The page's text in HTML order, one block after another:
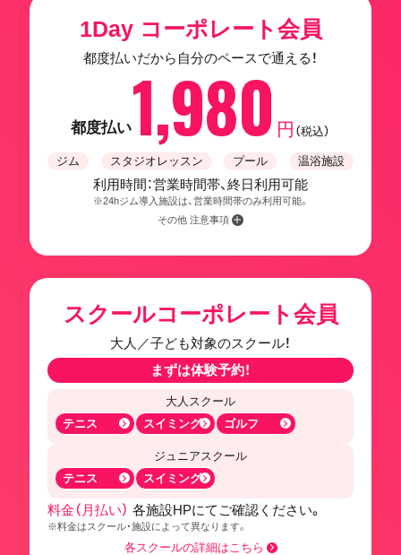
1Day コーポレート会員
都度払いだから自分のペースで通える！
都度払い1,980 円 （税込）
ジム スタジオレッスン プール 温浴施設
利用時間：営業時間帯、終日利用可能
※24hジム導入施設は、営業時間帯のみ利用可能。
その他 注意事項
スクールコーポレート会員
大人／子ども対象のスクール！
まずは体験予約！
大人スクール
テニス
スイミング ゴルフ
ジュニアスクール
テニス
スイミング
料金（月払い） 各施設HPにてご確認ください。
※料金はスクール・施設によって異なります。
各スクールの詳細はこちら